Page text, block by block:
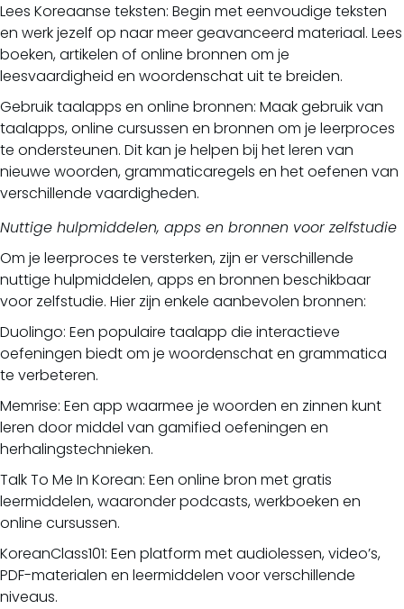
Lees Koreaanse teksten: Begin met eenvoudige teksten
en werk jezelf op naar meer geavanceerd materiaal. Lees
boeken, artikelen of online bronnen om je
leesvaardigheid en woordenschat uit te breiden.
Gebruik taalapps en online bronnen: Maak gebruik van
taalapps, online cursussen en bronnen om je leerproces
te ondersteunen. Dit kan je helpen bij het leren van
nieuwe woorden, grammaticaregels en het oefenen van
verschillende vaardigheden.
Nuttige hulpmiddelen, apps en bronnen voor zelfstudie
Om je leerproces te versterken, zijn er verschillende
nuttige hulpmiddelen, apps en bronnen beschikbaar
voor zelfstudie. Hier zijn enkele aanbevolen bronnen:
Duolingo: Een populaire taalapp die interactieve
oefeningen biedt om je woordenschat en grammatica
te verbeteren.
Memrise: Een app waarmee je woorden en zinnen kunt
leren door middel van gamified oefeningen en
herhalingstechnieken.
Talk To Me In Korean: Een online bron met gratis
leermiddelen, waaronder podcasts, werkboeken en
online cursussen.
KoreanClass101: Een platform met audiolessen, video’s,
PDF-materialen en leermiddelen voor verschillende
niveaus.